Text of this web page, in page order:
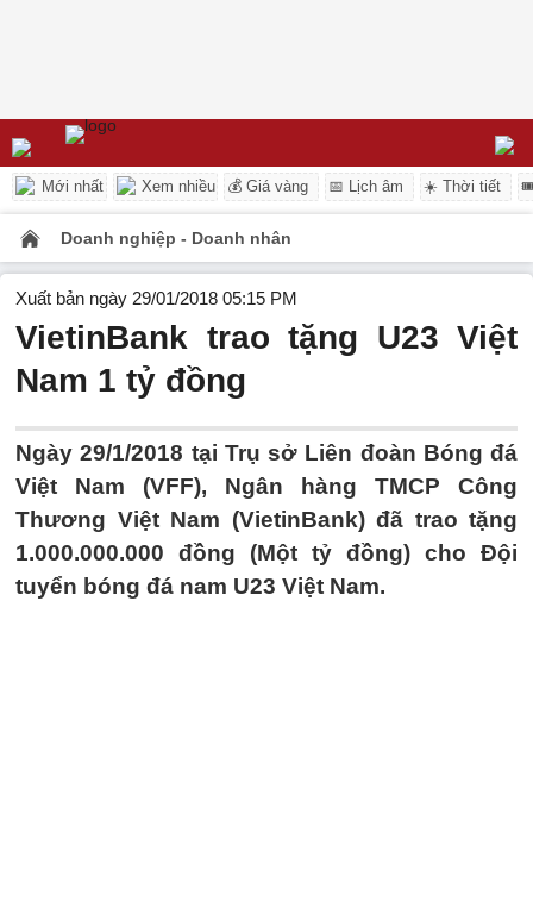
Mới nhất Xem nhiều 💰 Giá vàng 📅 Lịch âm ☀️ Thời tiết
Doanh nghiệp - Doanh nhân
Xuất bản ngày 29/01/2018 05:15 PM
VietinBank trao tặng U23 Việt
Nam 1 tỷ đồng
Ngày 29/1/2018 tại Trụ sở Liên đoàn Bóng đá
Việt Nam (VFF), Ngân hàng TMCP Công
Thương Việt Nam (VietinBank) đã trao tặng
1.000.000.000 đồng (Một tỷ đồng) cho Đội
tuyển bóng đá nam U23 Việt Nam.